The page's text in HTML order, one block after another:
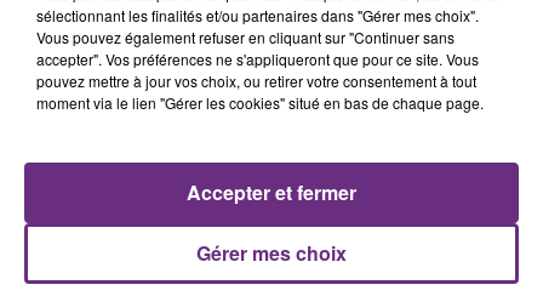
JULIEN LIEB
Dis-Moi Ou
MANESKIN
The Loneliest
19h30
19h30 19h25
19h25
sélectionnant les finalités et/ou partenaires dans "Gérer mes choix".
Vous pouvez également refuser en cliquant sur "Continuer sans
accepter". Vos préférences ne s'appliqueront que pour ce site. Vous
pouvez mettre à jour vos choix, ou retirer votre consentement à tout
moment via le lien "Gérer les cookies" situé en bas de chaque page.
Gérer mes choix
Accepter et fermer